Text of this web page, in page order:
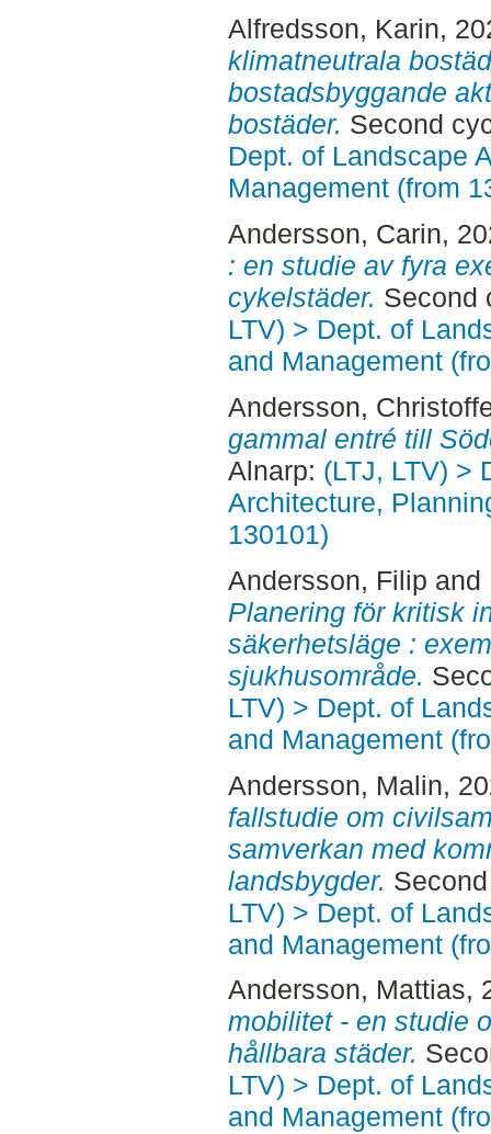
Alfredsson, Karin,
klimatneutrala
bostadsbyggande
bostäder. Second
Dept. of Landscape
Management (from
Andersson, Carin,
: en studie av fyra
cykelstäder. Second
LTV) > Dept. of
and Management
Andersson,
gammal entré till
Alnarp: (LTJ, LTV) >
Architecture,
130101)
Andersson, Filip and
Planering för kritisk
säkerhetsläge :
sjukhusområde.
LTV) > Dept. of
and Management
Andersson, Malin,
fallstudie om
samverkan med
landsbygder.
LTV) > Dept. of
and Management
Andersson, Mattias,
mobilitet - en studie
hållbara städer.
LTV) > Dept. of
and Management